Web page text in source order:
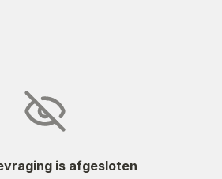
is afgesloten